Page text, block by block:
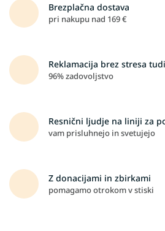
Brezplačna dostava
pri nakupu nad 169 €
Reklamacija brez stresa
96% zadovoljstvo
Resnični ljudje na liniji za
vam prisluhnejo in svetujejo
Z donacijami in zbirkami
pomagamo otrokom v stiski